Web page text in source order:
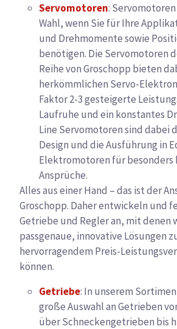
Servomotoren:
Wahl, wenn Sie für Ihre
und Drehmomente sowie
benötigen. Die Servomotoren
Reihe von Groschopp bieten
herkömmlichen Servo-
Faktor 2-3 gesteigerte
Laufruhe und ein konstantes
Line Servomotoren sind dabei
Design und die Ausführung in
Elektromotoren für besonders
Ansprüche.
Alles aus einer Hand – das ist der
Groschopp. Daher entwickeln und
Getriebe und Regler an, mit denen
passgenaue, innovative Lösungen
hervorragendem Preis-
können.
Getriebe: In unserem
große Auswahl an Getrieben
über Schneckengetrieben bis